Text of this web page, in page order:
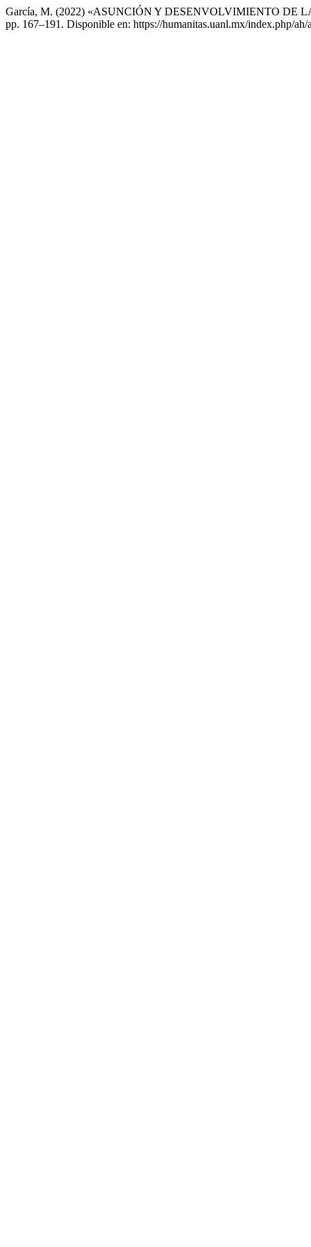
García, M. (2022) «ASUNCIÓN Y DESENVOLVIMIENTO DE
pp. 167–191. Disponible en: https://humanitas.uanl.mx/index.php/